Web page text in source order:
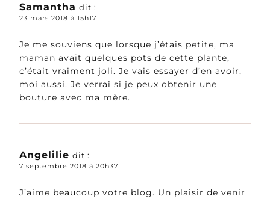
Samantha dit :
23 mars 2018 à 15h17
Je me souviens que lorsque j’étais petite, ma
maman avait quelques pots de cette plante,
c’était vraiment joli. Je vais essayer d’en avoir,
moi aussi. Je verrai si je peux obtenir une
bouture avec ma mère.
Angelilie dit :
7 septembre 2018 à 20h37
J’aime beaucoup votre blog. Un plaisir de venir